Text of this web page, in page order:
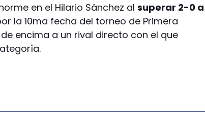
en el Hilario Sánchez alsuperar 2-0 a
la 10ma fecha del torneo de Primera
encima a un rival directo con el que